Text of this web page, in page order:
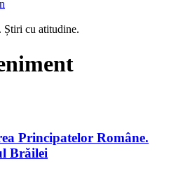
cu atitudine.
Principatelor Române.
Brăilei